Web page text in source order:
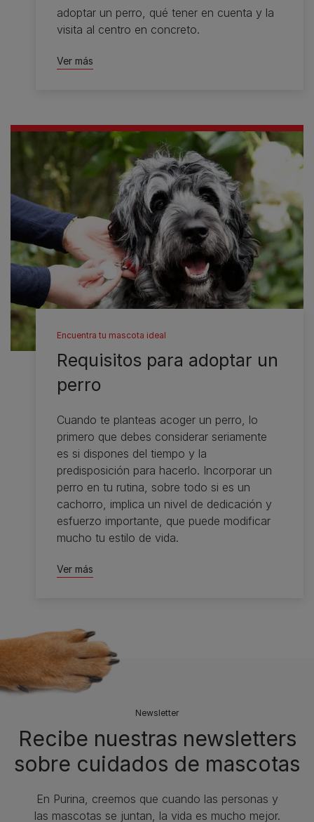
adoptar un perro, qué tener en cuenta y la
visita al centro en concreto.
Ver más
Encuentra tu mascota ideal
Requisitos para adoptar un
perro
Cuando te planteas acoger un perro, lo
primero que debes considerar seriamente
es si dispones del tiempo y la
predisposición para hacerlo. Incorporar un
perro en tu rutina, sobre todo si es un
cachorro, implica un nivel de dedicación y
esfuerzo importante, que puede modificar
mucho tu estilo de vida.
Ver más
Newsletter
Recibe nuestras newsletters
sobre cuidados de mascotas​
En Purina, creemos que cuando las personas y
las mascotas se juntan, la vida es mucho mejor.